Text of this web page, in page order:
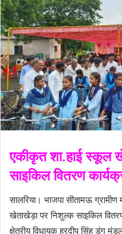
एकीकृत शा.हाई स्कूल
साइकिल वितरण
सालरिया। भाजपा सीतामऊ
खेताखेड़ा पर निशुल्क साइकिल
क्षेत्रीय विधायक हरदीप सिंह डंग